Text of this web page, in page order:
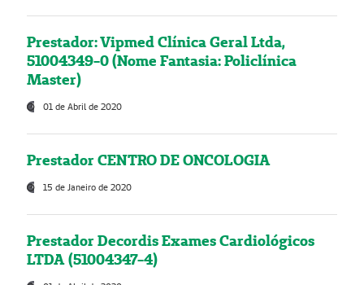
Prestador: Vipmed Clínica Geral Ltda,
51004349-0 (Nome Fantasia: Policlínica
Master)
01 de Abril de 2020
Prestador CENTRO DE ONCOLOGIA
15 de Janeiro de 2020
Prestador Decordis Exames Cardiológicos
LTDA (51004347-4)